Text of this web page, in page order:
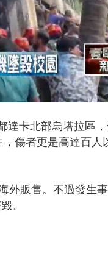
達卡北部烏塔拉區
傷者更是高達百人
外販售。不過發生
。